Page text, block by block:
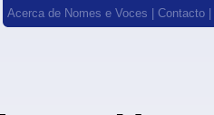
Acerca de Nomes e Voces Contacto